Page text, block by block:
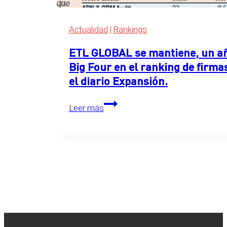
2026
Actualidad | Rankings
ETL GLOBAL se mantiene, un
Big Four en el ranking de
el diario Expansión.
Leer más
ETL
GLOBAL